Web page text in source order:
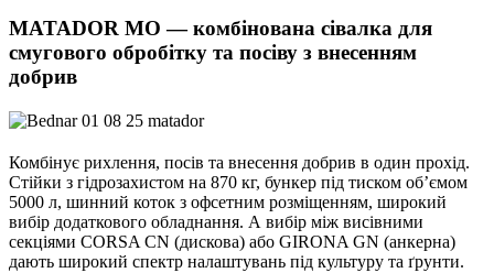
MATADOR MO — комбінована сівалка для
смугового обробітку та посіву з внесенням
добрив
Комбінує рихлення, посів та внесення добрив в один прохід.
Стійки з гідрозахистом на 870 кг, бункер під тиском об’ємом
5000 л, шинний коток з офсетним розміщенням, широкий
вибір додаткового обладнання. А вибір між висівними
секціями CORSA CN (дискова) або GIRONA GN (анкерна)
дають широкий спектр налаштувань під культуру та ґрунти.